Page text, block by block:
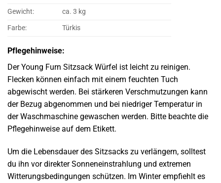
Gewicht:
ca. 3 kg
Farbe:
Türkis
Pflegehinweise:
Der Young Furn Sitzsack Würfel ist leicht zu reinigen.
Flecken können einfach mit einem feuchten Tuch
abgewischt werden. Bei stärkeren Verschmutzungen kann
der Bezug abgenommen und bei niedriger Temperatur in
der Waschmaschine gewaschen werden. Bitte beachte die
Pflegehinweise auf dem Etikett.
Um die Lebensdauer des Sitzsacks zu verlängern, solltest
du ihn vor direkter Sonneneinstrahlung und extremen
Witterungsbedingungen schützen. Im Winter empfiehlt es